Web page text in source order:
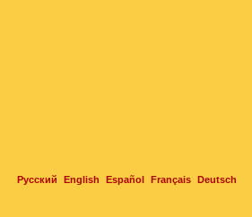
Русский English Español Français Deutsch